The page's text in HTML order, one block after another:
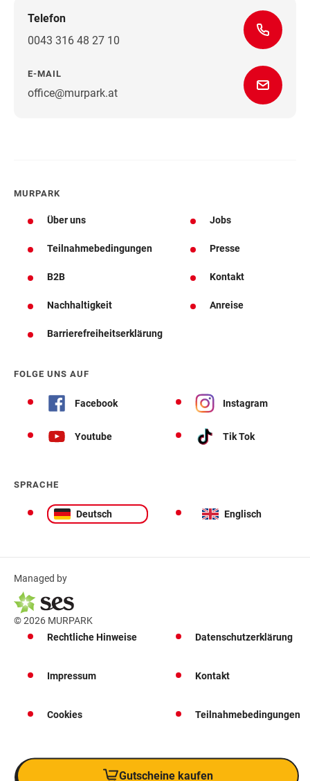
Telefon
0043 316 48 27 10
E-MAIL
office@murpark.at
MURPARK
Über uns Jobs
Teilnahmebedingungen Presse
B2B Kontakt
Nachhaltigkeit Anreise
Barrierefreiheitserklärung
FOLGE UNS AUF
Facebook Instagram
Youtube Tik Tok
SPRACHE
Deutsch Englisch
Managed by
© 2026 MURPARK
Rechtliche Hinweise
Datenschutzerklärung
Impressum Kontakt
Cookies Teilnahmebedingungen
Gutscheine kaufen